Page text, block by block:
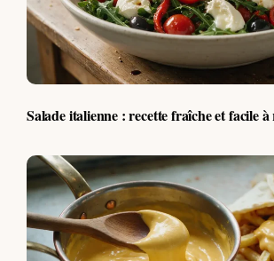
Salade italienne : recette fraîche et facile à